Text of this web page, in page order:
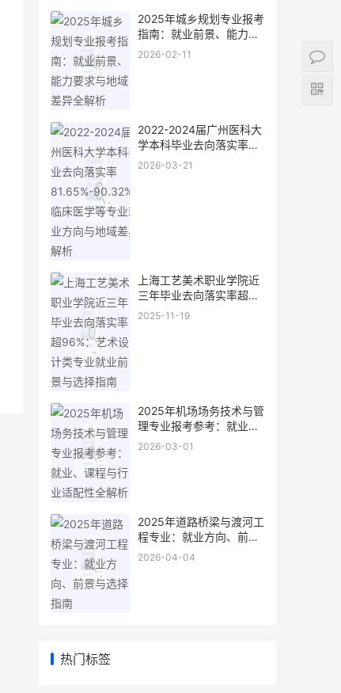
2025年城乡规划专业报考
指南：就业前景、能力要
求与地域差异全解析
2026-02-11
2022-2024届广州医科大
学本科毕业去向落实率
81.65%-90.32%：临床医
2026-03-21
上海工艺美术职业学院近
三年毕业去向落实率超
96%：艺术设计类专业就
2025-11-19
2025年机场场务技术与管
理专业报考参考：就业、
课程与行业适配性全解析
2026-03-01
2025年道路桥梁与渡河工
程专业：就业方向、前景
与选择指南
2026-04-04
热门标签